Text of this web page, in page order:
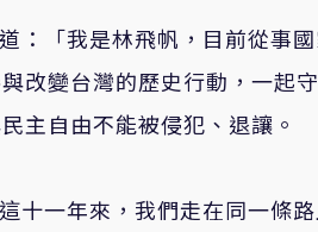
：「我是林飛帆，目前從事國
改變台灣的歷史行動，一起
主自由不能被侵犯、退讓。
十一年來，我們走在同一條